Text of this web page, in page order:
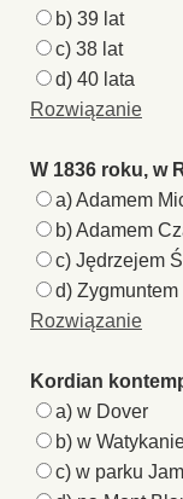
b) 39 lat
c) 38 lat
d) 40 lata
Rozwiązanie
W 1836 roku, w
a) Adamem
b) Adamem
c) Jędrzejem
d)
Rozwiązanie
Kordian
a) w Dover
b) w
c) w parku